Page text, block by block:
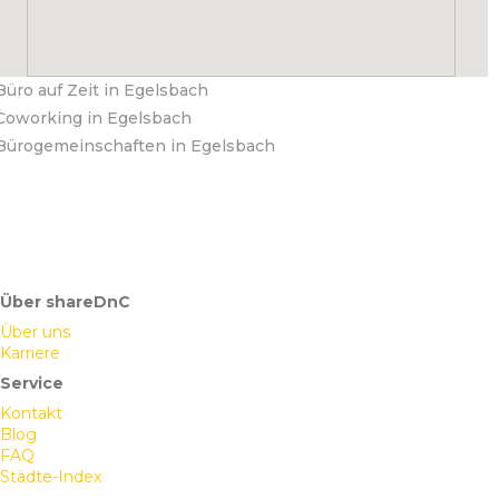
auf Zeit in Egelsbach
in Egelsbach
in Egelsbach
Über shareDnC
Über uns
Karriere
Service
Kontakt
Blog
FAQ
Städte-Index